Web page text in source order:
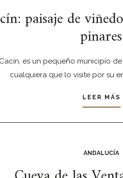
paisaje de
pinares
Cacín, es un pequeño municipio
cualquiera que lo visite por su
LEER MÁS
ANDALUCÍA